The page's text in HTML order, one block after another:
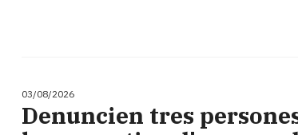
la
teva!
03/08/2026
Denuncien tres